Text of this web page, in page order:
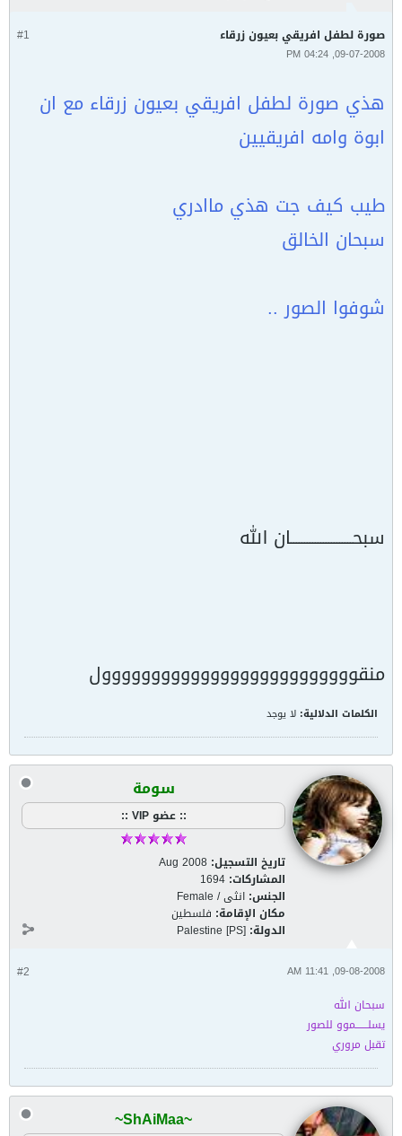
#1 صورة لطفل افريقي بعيون زرقاء
09-07-2008, 04:24 PM
هذي صورة لطفل افريقي بعيون زرقاء مع ان
ابوة وامه افريقيين
طيب كيف جت هذي ماادري
سبحان الخالق
شوفوا الصور ..
سبحـــــــــــــــــــــــان الله
منقوووووووووووووووووووووووووول
الكلمات الدلالية: لا يوجد
سومة
:: عضو VIP ::
تاريخ التسجيل: Aug 2008
المشاركات: 1694
الجنس: انثى / Female
مكان الإقامة: فلسطين
الدولة: Palestine [PS]
#2 09-08-2008, 11:41 AM
سبحان الله
يسلـــــــموو للصور
تقبل مروري
~ShAiMaa~